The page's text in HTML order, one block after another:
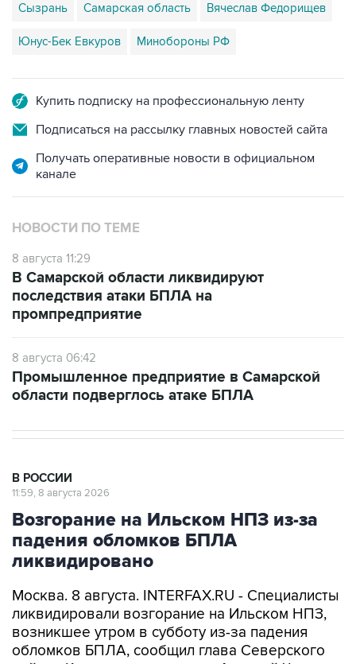
Юнус-Бек Евкуров Минобороны РФ
Подписаться на рассылку главных новостей сайта
Получать оперативные новости в официальном
НОВОСТИ ПО ТЕМЕ
8 августа 11:29
последствия атаки БПЛА на
промпредприятие
8 августа 06:42
области подверглось атаке БПЛА
Возгорание на Ильском НПЗ из-за
падения обломков БПЛА
ликвидировано
Москва. 8 августа. INTERFAX.RU - Специалисты
возникшее утром в субботу из-за падения
обломков БПЛА, сообщил глава Северского
района Краснодарского края Алексей Чеверев
в своем канале в Max.